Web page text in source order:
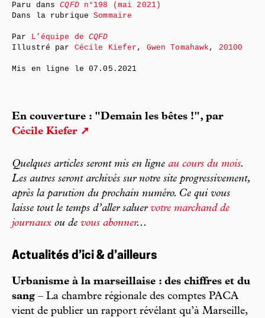
En couverture : "Demain les bêtes !", par
Cécile Kiefer
Quelques articles seront mis en ligne au cours du mois.
Les autres seront archivés sur notre site progressivement,
après la parution du prochain numéro. Ce qui vous
laisse tout le temps d’aller saluer votre marchand de
journaux ou de vous abonner...
Actualités d’ici & d’ailleurs
Urbanisme à la marseillaise : des chiffres et du
sang – La chambre régionale des comptes PACA
vient de publier un rapport révélant qu’à Marseille,
Paru dansCQFDn°198 (mai 2021)
Dans la rubriqueSommaire
Par L’équipe deCQFD
Illustré par Cécile Kiefer , Gwen Tomahawk , 20100
Mis en ligne le07.05.2021